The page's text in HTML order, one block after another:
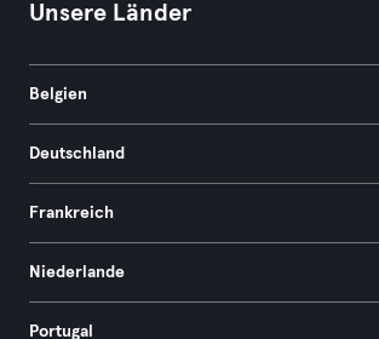
Unsere Länder
Belgien
Deutschland
Frankreich
Niederlande
Portugal